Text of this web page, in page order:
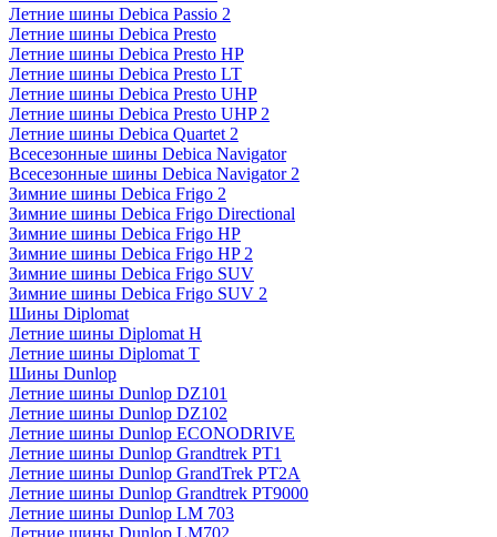
Летние шины Debica Passio 2
Летние шины Debica Presto
Летние шины Debica Presto HP
Летние шины Debica Presto LT
Летние шины Debica Presto UHP
Летние шины Debica Presto UHP 2
Летние шины Debica Quartet 2
Всесезонные шины Debica Navigator
Всесезонные шины Debica Navigator 2
Зимние шины Debica Frigo 2
Зимние шины Debica Frigo Directional
Зимние шины Debica Frigo HP
Зимние шины Debica Frigo HP 2
Зимние шины Debica Frigo SUV
Зимние шины Debica Frigo SUV 2
Шины Diplomat
Летние шины Diplomat H
Летние шины Diplomat T
Шины Dunlop
Летние шины Dunlop DZ101
Летние шины Dunlop DZ102
Летние шины Dunlop ECONODRIVE
Летние шины Dunlop Grandtrek PT1
Летние шины Dunlop GrandTrek PT2A
Летние шины Dunlop Grandtrek PT9000
Летние шины Dunlop LM 703
Летние шины Dunlop LM702